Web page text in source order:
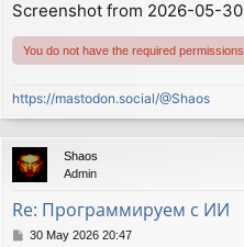
t
Screenshot from 2026-05-30
You do not have the required
https://mastodon.social/@Shaos
Shaos
Admin
Re: Программируем с ИИ
P30 May 2026 20:47